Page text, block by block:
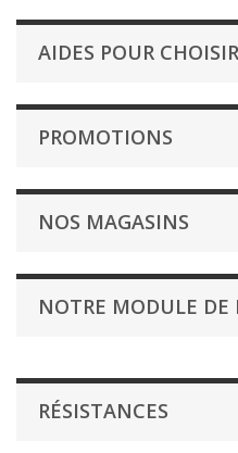
AIDES POUR
PROMOTIONS
NOS MAGASINS
NOTRE MODULE DE
RÉSISTANCES